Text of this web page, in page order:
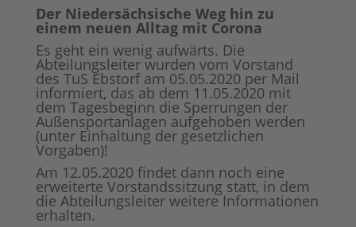
Der Niedersächsische Weg hin zu
einem neuen Alltag mit Corona
Es geht ein wenig aufwärts. Die
Abteilungsleiter wurden vom Vorstand
des TuS Ebstorf am 05.05.2020 per Mail
informiert, das ab dem 11.05.2020 mit
dem Tagesbeginn die Sperrungen der
Außensportanlagen aufgehoben werden
(unter Einhaltung der gesetzlichen
Vorgaben)!
Am 12.05.2020 findet dann noch eine
erweiterte Vorstandssitzung statt, in dem
die Abteilungsleiter weitere Informationen
erhalten.